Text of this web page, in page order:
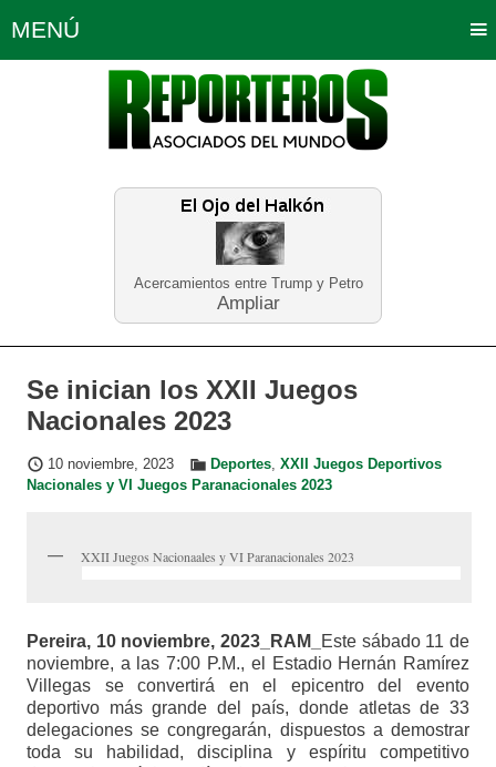
Acercamientos entre Trump y Petro
Ampliar
MENÚ
Política Opinión Bogotá
Planeta Tierra Deportes
Educación Neira
Se inician los XXII Juegos
Nacionales 2023
10 noviembre, 2023 Deportes, XXII Juegos Deportivos
Nacionales y VI Juegos Paranacionales 2023
XXII Juegos Nacionaales y VI Paranacionales 2023
Pereira, 10 noviembre, 2023_RAM_
Este sábado 11 de
noviembre, a las 7:00 P.M., el Estadio Hernán Ramírez
Villegas se convertirá en el epicentro del evento
deportivo más grande del país, donde atletas de 33
delegaciones se congregarán, dispuestos a demostrar
toda su habilidad, disciplina y espíritu competitivo